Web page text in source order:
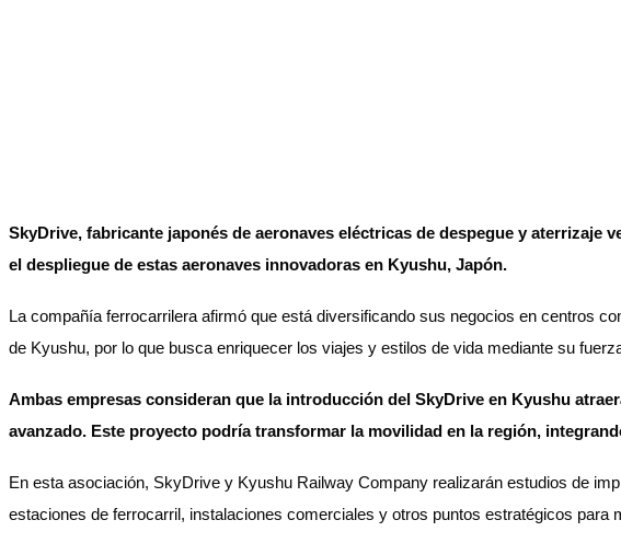
SkyDrive, fabricante japonés de aeronaves eléctricas de despegue y
el despliegue de estas aeronaves innovadoras en Kyushu, Japón.
La compañía ferrocarrilera afirmó que está diversificando sus negocios en centros
de Kyushu, por lo que busca enriquecer los viajes y estilos de vida mediante su
Ambas empresas consideran que la introducción del SkyDrive en Kyushu
avanzado. Este proyecto podría transformar la movilidad en la región,
En esta asociación, SkyDrive y Kyushu Railway Company realizarán estudios de
estaciones de ferrocarril, instalaciones comerciales y otros puntos estratégicos para